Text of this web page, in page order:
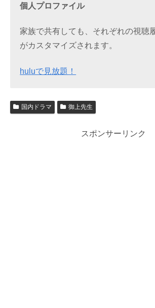
個人プロファイル
家族で共有しても、それぞれの視聴
がカスタマイズされます。
huluで見放題！
国内ドラマ 御上先生
スポンサーリンク